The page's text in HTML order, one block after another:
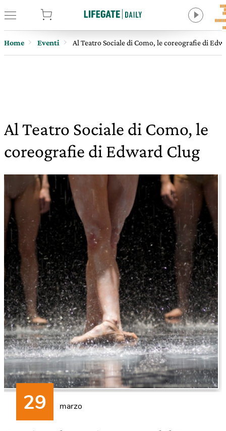
Home Eventi Al Teatro Sociale di Como, le coreografie di
Al Teatro Sociale di Como, le
coreografie di Edward Clug
marzo